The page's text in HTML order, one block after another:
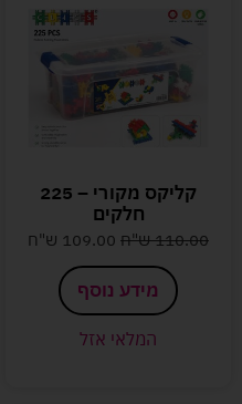
קליקס מקורי – 225
חלקים
110.00 ש"ח 109.00 ש"ח
מידע נוסף
המלאי אזל